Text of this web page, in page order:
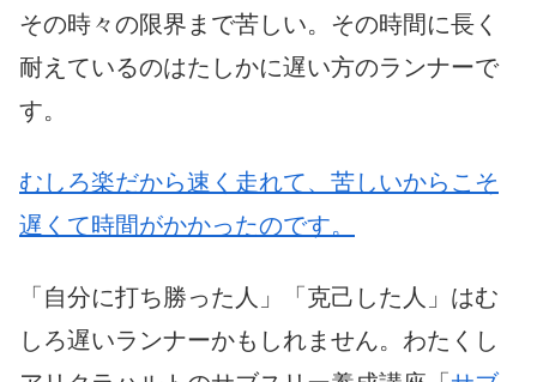
その時々の限界まで苦しい。その時間に長く
耐えているのはたしかに遅い方のランナーで
す。
むしろ楽だから速く走れて、苦しいからこそ
遅くて時間がかかったのです。
「自分に打ち勝った人」「克己した人」はむ
しろ遅いランナーかもしれません。わたくし